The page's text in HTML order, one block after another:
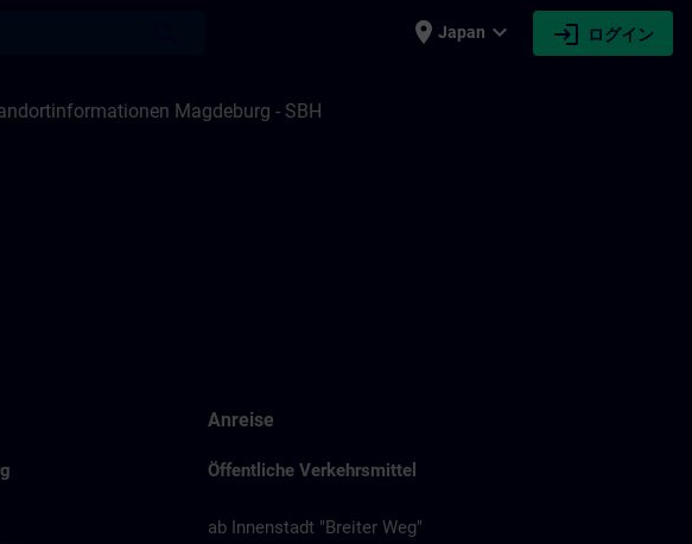
place Japan expand_more login ログイン
Magdeburg - SBH
Anreise
Öffentliche Verkehrsmittel
ab Innenstadt "Breiter Weg"